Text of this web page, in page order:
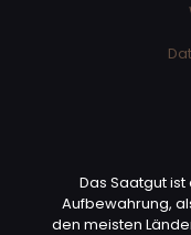
Das Saatgut
Aufbewahrung,
den meisten